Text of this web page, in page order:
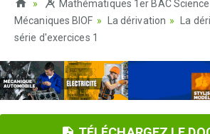
Mathématiques 1er BAC
Mécaniques BIOF
La dérivation
La
série d'exercices 1